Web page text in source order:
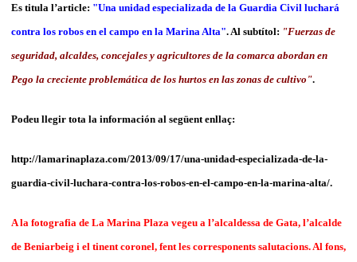
Es titula l’article: "Una unidad especializada de la Guardia Civil luchará
contra los robos en el campo en la Marina Alta". Al subtítol: "Fuerzas de
seguridad, alcaldes, concejales y agricultores de la comarca abordan en
Pego la creciente problemática de los hurtos en las zonas de cultivo".
Podeu llegir tota la información al següent enllaç:
http://lamarinaplaza.com/2013/09/17/una-unidad-especializada-de-la-
guardia-civil-luchara-contra-los-robos-en-el-campo-en-la-marina-alta/.
A la fotografia de La Marina Plaza vegeu a l’alcaldessa de Gata, l’alcalde
de Beniarbeig i el tinent coronel, fent les corresponents salutacions. Al fons,